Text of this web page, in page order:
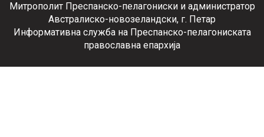
Митрополит Преспанско-пелагониски и администратор
Австралиско-новозеландски, г. Петар
Информативна служба на Преспанско-пелагониската
православна епархија